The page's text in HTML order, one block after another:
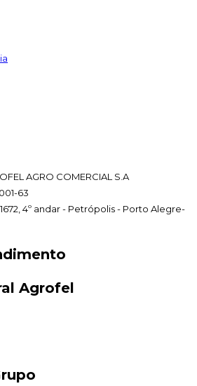
AGRO COMERCIAL S.A
63
4º andar - Petrópolis - Porto Alegre-
Agrofel